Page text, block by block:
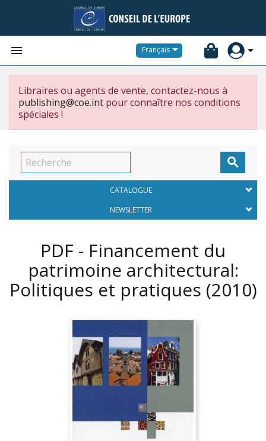
 Français
Libraires ou agents de vente, contactez-nous à
publishing@coe.int pour connaître nos conditions
spéciales !

CATALOGUE
NEWSLETTER
PDF - Financement du
patrimoine architectural:
Politiques et pratiques (2010)